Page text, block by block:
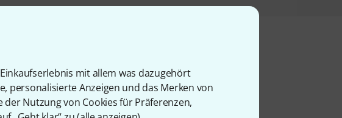
mit allem was dazugehört
personalisierte Anzeigen und das Merken von
der Nutzung von Cookies für Präferenzen,
Artikel